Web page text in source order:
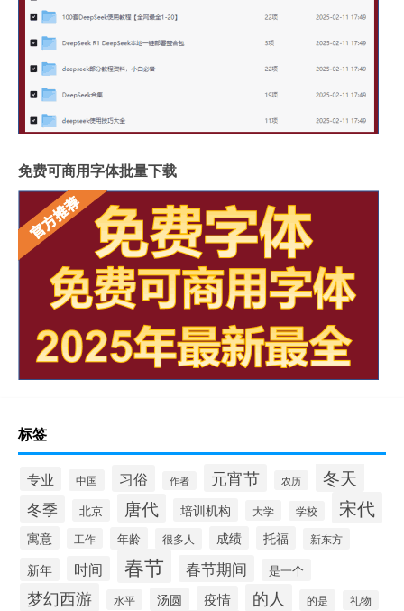
免费可商用字体批量下载
标签
专业 中国 习俗 作者 元宵节 农历 冬天
冬季 北京 唐代 培训机构 大学 学校 宋代
寓意 工作 年龄 很多人 成绩 托福 新东方
新年 时间 春节 春节期间 是一个
梦幻西游 水平 汤圆 疫情 的人 的是 礼物